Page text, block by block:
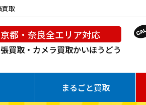
買取
都・奈良全エリア対応
買取・カメラ買取かいほうどう
まるごと買取